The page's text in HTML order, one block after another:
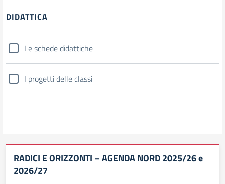
DIDATTICA
Le schede didattiche
I progetti delle classi
RADICI E ORIZZONTI – AGENDA NORD 2025/26 e
2026/27